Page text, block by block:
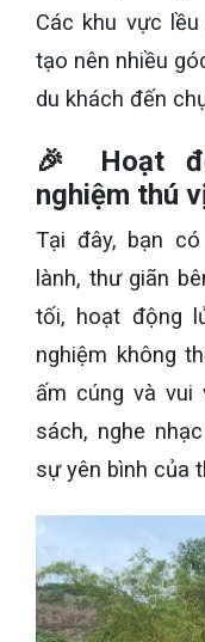
Các khu vực
tạo nên nhiều
du khách đến
🎉 Hoạt
nghiệm thú
Tại đây, bạn
lành, thư giãn
tối, hoạt động
nghiệm không
ấm cúng và vui
sách, nghe
sự yên bình của